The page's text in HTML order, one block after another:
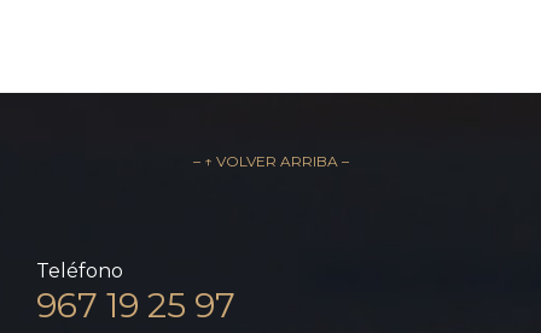
– ↑ VOLVER ARRIBA –
Teléfono
967 19 25 97